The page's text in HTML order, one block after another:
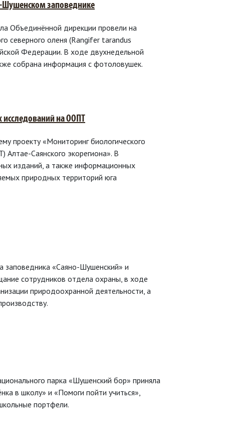
Шушенском заповеднике
Объединённой дирекции провели на
северного оленя (Rangifer tarandus
Федерации. В ходе двухнедельной
собрана информация с фотоловушек.
на ООПТ
проекту «Мониторинг биологического
Саянского экорегиона». В
изданий, а также информационных
природных территорий юга
заповедника «Саяно-Шушенский» и
сотрудников отдела охраны, в ходе
природоохранной деятельности, а
парка «Шушенский бор» приняла
в школу» и «Помоги пойти учиться»,
портфели.